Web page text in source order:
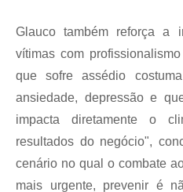
Glauco também reforça a
vítimas com
que sofre assédio
ansiedade, depressão e
impacta diretamente o
resultados do negócio",
cenário no qual o combate
mais urgente, prevenir é